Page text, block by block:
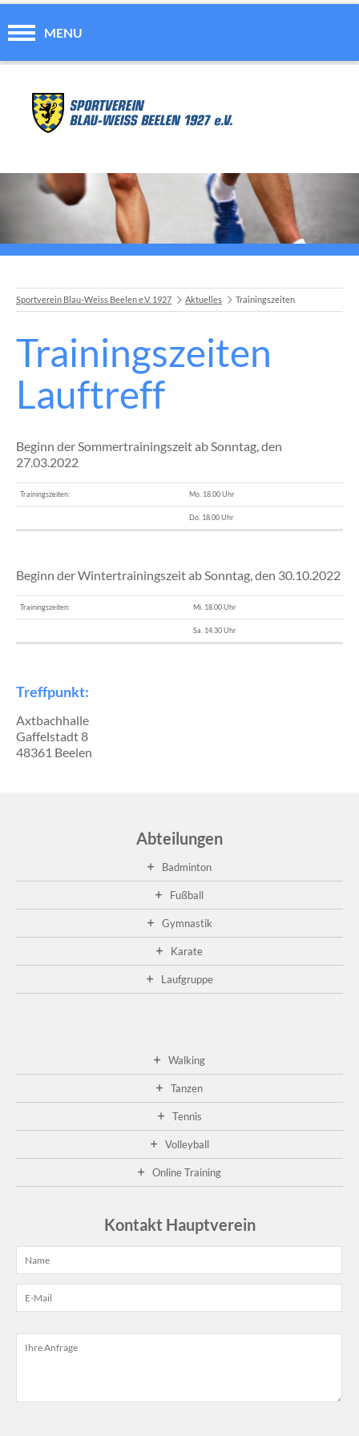
MENU
Sportverein Blau-Weiss Beelen e.V. 1927 Aktuelles Trainingszeiten
Trainingszeiten
Lauftreff
Beginn der Sommertrainingszeit ab Sonntag, den
27.03.2022
Trainingszeiten: Mo. 18.00 Uhr
Do. 18.00 Uhr
Beginn der Wintertrainingszeit ab Sonntag, den 30.10.2022
Trainingszeiten: Mi. 18.00 Uhr
Sa. 14.30 Uhr
Treffpunkt:
Axtbachhalle
Gaffelstadt 8
48361 Beelen
Abteilungen
Badminton
Fußball
Gymnastik
Karate
Laufgruppe
Walking
Tanzen
Tennis
Volleyball
Online Training
Kontakt Hauptverein